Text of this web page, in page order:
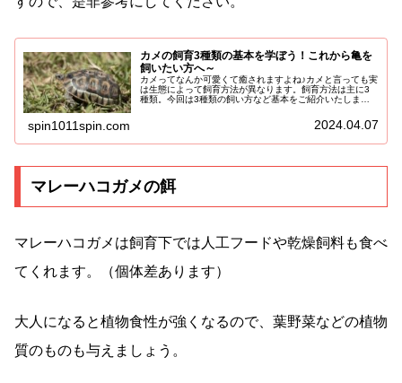
カメの飼育3種類の基本を学ぼう！これから亀を
飼いたい方へ～
カメってなんか可愛くて癒されますよね♪カメと言っても実
は生態によって飼育方法が異なります。飼育方法は主に3
種類。今回は3種類の飼い方など基本をご紹介いたしま
spin1011spin.com 2024.04.07
マレーハコガメの餌
マレーハコガメは飼育下では人工フードや乾燥飼料も食べ
てくれます。（個体差あります）
大人になると植物食性が強くなるので、葉野菜などの植物
質のものも与えましょう。